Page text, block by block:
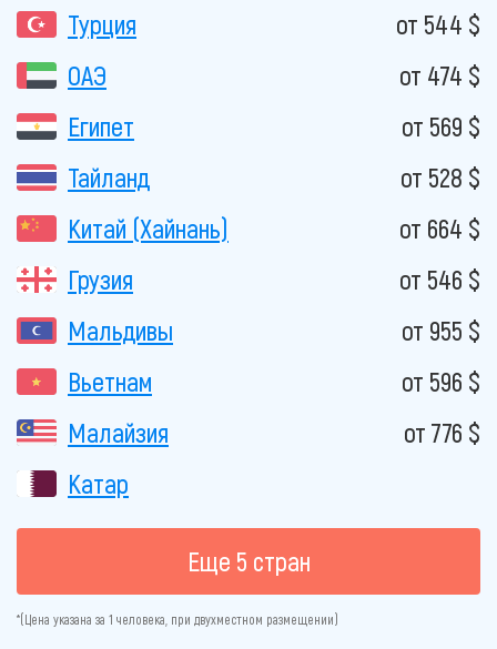
Турция
от 544 $
ОАЭ
от 474 $
Египет
от 569 $
Тайланд
от 528 $
Китай (Хайнань)
от 664 $
Грузия
от 546 $
Мальдивы
от 955 $
Вьетнам
от 596 $
Малайзия
от 776 $
Катар
Еще 5 стран
*(Цена указана за 1 человека, при двухместном размещении)